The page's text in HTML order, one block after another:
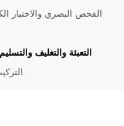
الفحص البصري والاختبار
التعبئة والتغليف